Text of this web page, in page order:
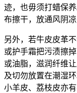
迹，也毋须打蜡保
布擦干，放通风阴凉
另外，若牛皮皮革
或护手霜把污渍擦
或油脂，滋润纤维
及切勿放置在潮湿
小羊皮、荔枝皮亦